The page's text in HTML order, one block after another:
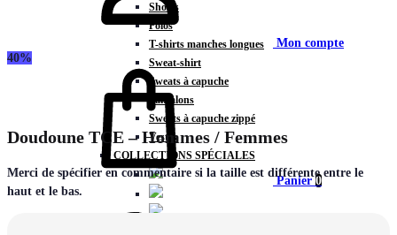
Shorts
Polos
T-shirts manches longues
Sweat-shirt
Sweats à capuche
Pantalons
Sweats à capuche zippé
Vestes
COLLECTIONS SPÉCIALES
Mon compte
Panier 0
40%
Doudoune TCE – Hommes / Femmes
Merci de spécifier en commentaire si la taille est différente entre le
haut et le bas.